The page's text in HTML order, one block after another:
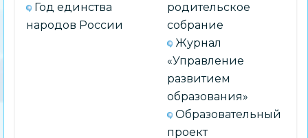
Год единства
народов России
родительское
собрание
Журнал
«Управление
развитием
образования»
Образовательный
проект